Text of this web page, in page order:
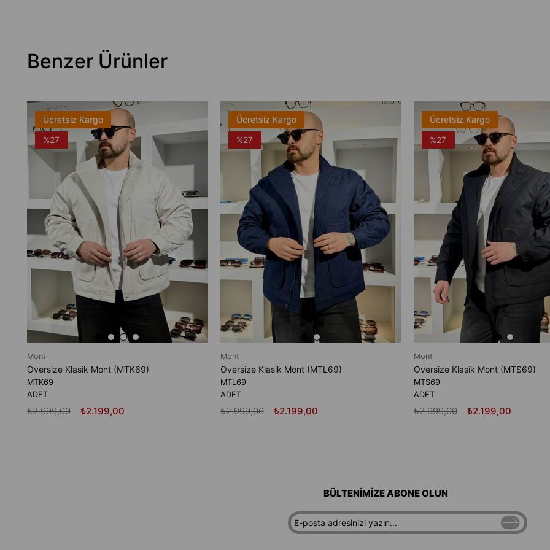
Benzer Ürünler
Mont
Oversize Klasik Mont (MTK69)
MTK69
ADET
₺2.199,00
₺2.999,00
Ücretsiz Kargo
%27
Mont
Oversize Klasik Mont (MTL69)
MTL69
ADET
₺2.199,00
₺2.999,00
Ücretsiz Kargo
%27
Mont
Oversize Klasik Mont (MTS69)
MTS69
ADET
₺2.199,00
₺2.999,00
Ücretsiz Kargo
%27
BÜLTENİMİZE ABONE OLUN